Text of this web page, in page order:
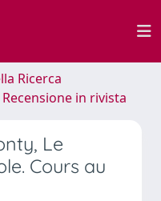
Ricerca
Recensione in rivista
Le
Cours au